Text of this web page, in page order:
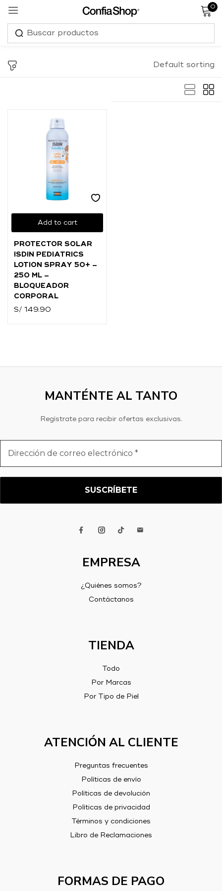
0
Default sorting
Add to cart
PROTECTOR SOLAR
ISDIN PEDIATRICS
LOTION SPRAY 50+ –
250 ML –
BLOQUEADOR
CORPORAL
S/ 149.90
MANTÉNTE AL TANTO
Regístrate para recibir ofertas exclusivas.
de
EMPRESA
¿Quiénes somos?
Contáctanos
TIENDA
Todo
Por Marcas
Por Tipo de Piel
ATENCIÓN AL CLIENTE
Preguntas frecuentes
Políticas de envío
Políticas de devolución
Políticas de privacidad
Términos y condiciones
Libro de Reclamaciones
FORMAS DE PAGO
Sign in
Ingresar con